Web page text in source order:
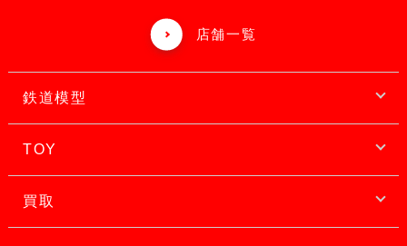
店舗一覧
鉄道模型
TOY
買取